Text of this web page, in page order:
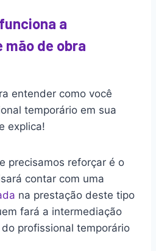
a
de obra
entender como você
temporário em sua
explica!
precisamos reforçar é o
contar com uma
na prestação deste tipo
fará a intermediação
profissional temporário